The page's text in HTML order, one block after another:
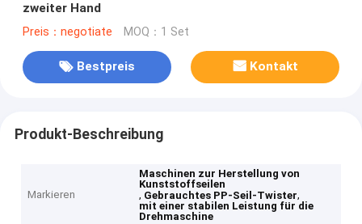
zweiter Hand
Preis：negotiate MOQ：1 Set
Bestpreis Kontakt
Produkt-Beschreibung
Markieren
Maschinen zur Herstellung von
Kunststoffseilen
, Gebrauchtes PP-Seil-Twister,
mit einer stabilen Leistung für die
Drehmaschine